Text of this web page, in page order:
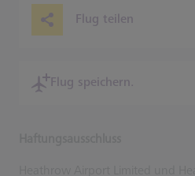
Flug teilen
Flug speichern.